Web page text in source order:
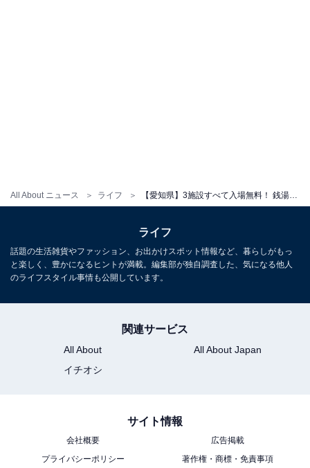
All About ニュース ライフ
開館時間
レンダーでご確認ください）
まちづくり広場（11階）・ライブラリー（12階）：公式
サイトの休館カレンダーで確認
電車：JR・名鉄・地下鉄「金山駅」南口すぐ
入場・展示観覧：無料（一部の講演会・ワークショップ
ライフ
話題の生活雑貨やファッション、お出かけスポット情報など、暮らしがもっ
と楽しく、豊かになるヒントが満載。編集部が独自調査した、気になる他人
のライフスタイル事情も公開しています。
関連サービス
All About
All About Japan
イチオシ
サイト情報
会社概要
広告掲載
プライバシーポリシー
著作権・商標・免責事項